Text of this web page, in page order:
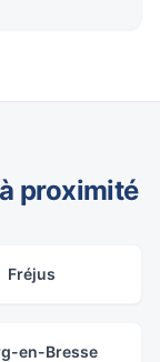
proximité
Fréjus
en-Bresse